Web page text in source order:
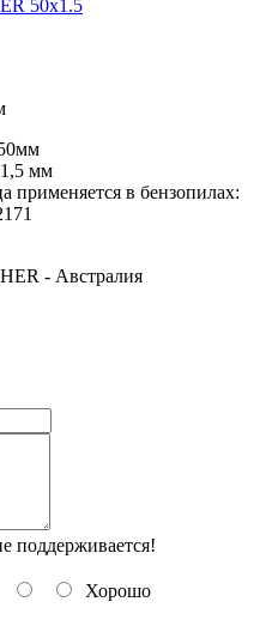
мм
применяется в бензопилах:
- Австралия
поддерживается!
Хорошо